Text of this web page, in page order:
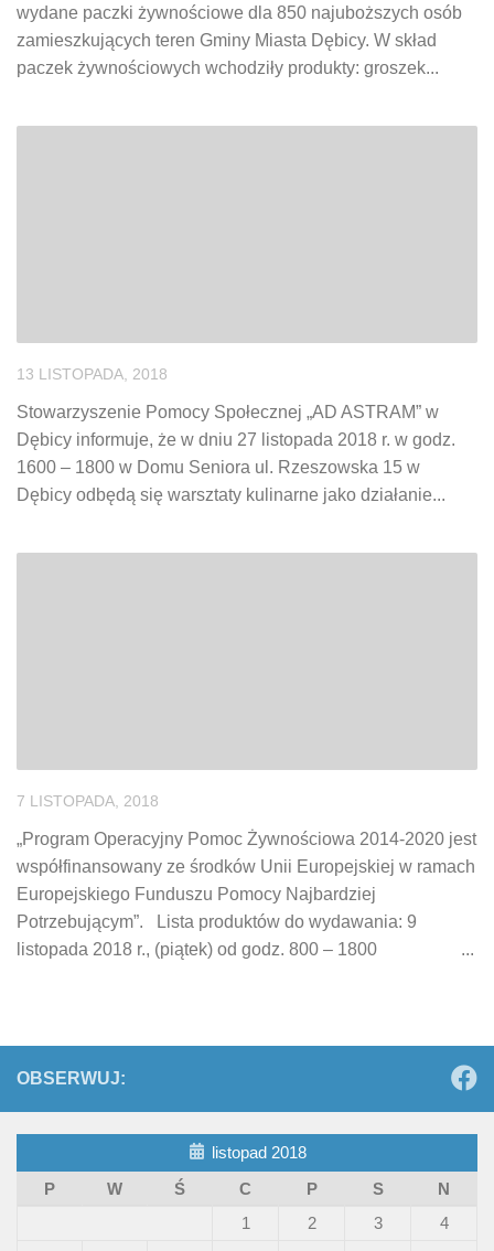
wydane paczki żywnościowe dla 850 najuboższych osób
zamieszkujących teren Gminy Miasta Dębicy. W skład
paczek żywnościowych wchodziły produkty: groszek...
13 LISTOPADA, 2018
Stowarzyszenie Pomocy Społecznej „AD ASTRAM” w
Dębicy informuje, że w dniu 27 listopada 2018 r. w godz.
1600 – 1800 w Domu Seniora ul. Rzeszowska 15 w
Dębicy odbędą się warsztaty kulinarne jako działanie...
7 LISTOPADA, 2018
„Program Operacyjny Pomoc Żywnościowa 2014-2020 jest
współfinansowany ze środków Unii Europejskiej w ramach
Europejskiego Funduszu Pomocy Najbardziej
Potrzebującym”. Lista produktów do wydawania: 9
listopada 2018 r., (piątek) od godz. 800 – 1800 ...
OBSERWUJ:
listopad 2018
P
W Ś C P S
N
1
2 3
4